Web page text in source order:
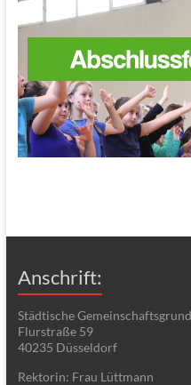
Anschrift:
Städtische
Flurstraße 59
40235 Düsseldorf
Rektorin: Frau Lüttmann